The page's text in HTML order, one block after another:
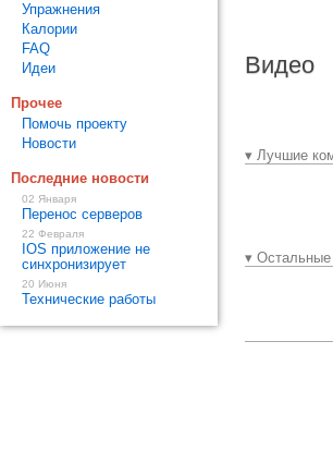
Видео
▾ Лучшие
▾
Упражнения
Калории
FAQ
Идеи
Прочее
Помочь проекту
Новости
Последние новости
02 Января
Перенос серверов
22 Февраля
IOS приложение не
синхронизирует
20 Июня
Технические работы